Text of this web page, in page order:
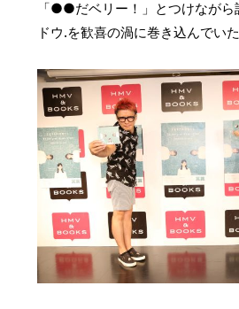
「●●だベリー！」とつけなが
ドウ.を歓喜の渦に巻き込んでいた